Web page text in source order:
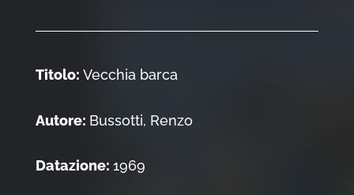
Titolo: Vecchia barca
Autore: Bussotti, Renzo
Datazione: 1969